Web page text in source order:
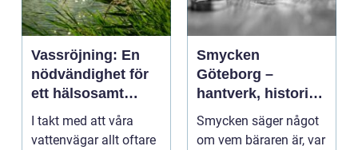
Vassröjning: En
nödvändighet för
ett hälsosamt
vattenlandskap
I takt med att våra
vattenvägar allt oftare
Smycken
Göteborg –
hantverk, historia
och personligt
uttryck
Smycken säger något
om vem bäraren är, var